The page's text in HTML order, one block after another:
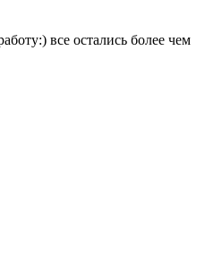
все остались более чем